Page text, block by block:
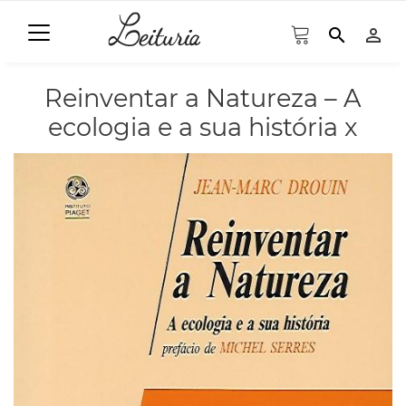
search person_outline
Reinventar a Natureza – A
ecologia e a sua história x